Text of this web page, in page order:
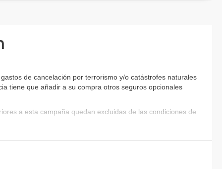
de cancelación por terrorismo y/o catástrofes naturales
tiene que añadir a su compra otros seguros opcionales
a esta campaña quedan excluidas de las condiciones de